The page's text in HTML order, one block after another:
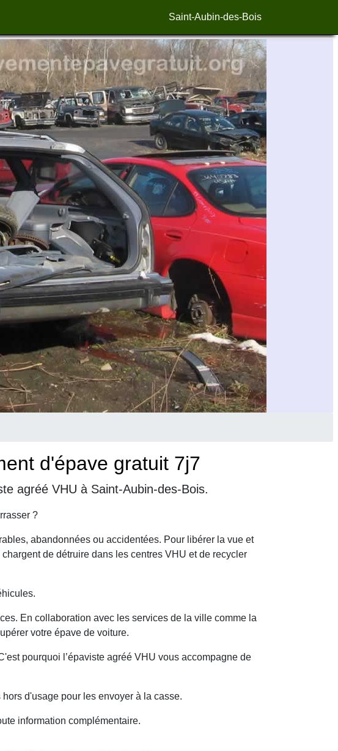
Saint-Aubin-des-Bois
d'épave gratuit 7j7
agréé VHU à Saint-Aubin-des-Bois.
?
abandonnées ou accidentées. Pour libérer la vue et
de détruire dans les centres VHU et de recycler
En collaboration avec les services de la ville comme la
votre épave de voiture.
pourquoi l’épaviste agréé VHU vous accompagne de
d'usage pour les envoyer à la casse.
information complémentaire.